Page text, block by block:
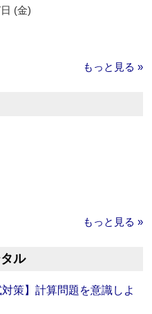
(金)
もっと見る »
もっと見る »
ル
対策】計算問題を意識しよ